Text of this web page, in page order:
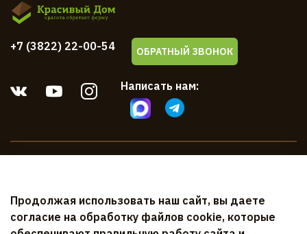
Клиентам
Написать нам:
+7 (3822) 22-00-54 ОБРАТНЫЙ ЗВОНОК
Продолжая использовать наш сайт, вы даете
согласие на обработку файлов cookie, которые